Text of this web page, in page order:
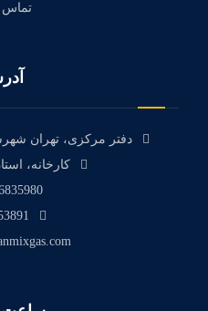
تماس
دفتر مرکزی، تهران
کارخانه،